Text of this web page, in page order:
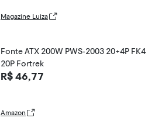
Magazine Luiza
Fonte ATX 200W PWS-2003 20+4P FK4
20P Fortrek
R$ 46,77
Amazon